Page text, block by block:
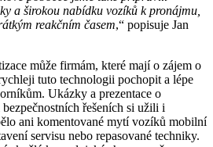
a širokou nabídku vozíků k pronájmu,
reakčním časem,“ popisuje Jan
může firmám, které mají o zájem o
tuto technologii pochopit a lépe
Ukázky a prezentace o
řešeních si užili i
ani komentované mytí vozíků mobilní
servisu nebo repasované techniky.